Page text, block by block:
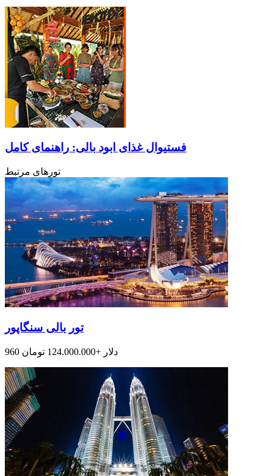
فستیوال غذای ابود بالی: راهنمای کامل
تورهای مرتبط
تور بالی سنگاپور
960 دلار +124.000.000 تومان